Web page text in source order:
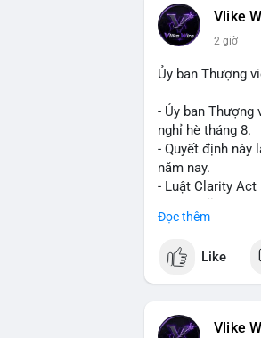
Vlike
2 giờ
Ủy ban Thượng
- Ủy ban Thượng
nghỉ hè tháng 8.
- Quyết định này
năm nay.
- Luật Clarity Act
- Sự trì hoãn có
$btc $eth
#vlikevn
Đọc thêm
Like
Vlike